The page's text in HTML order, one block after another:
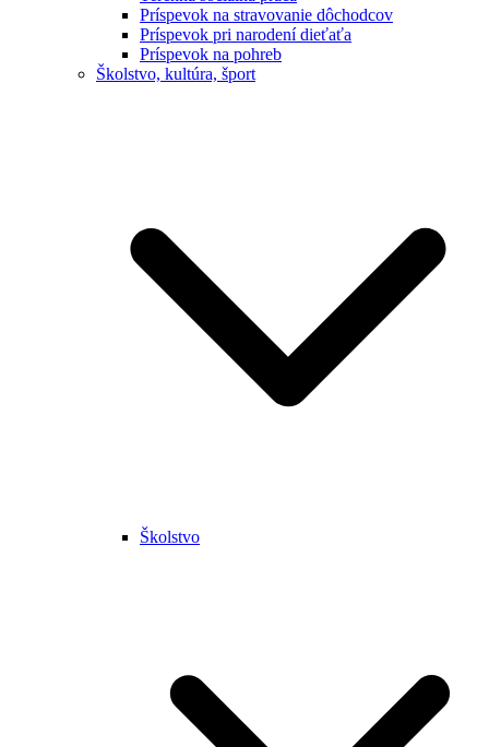
Príspevok na stravovanie dôchodcov
Príspevok pri narodení dieťaťa
Príspevok na pohreb
Školstvo, kultúra, šport
Školstvo